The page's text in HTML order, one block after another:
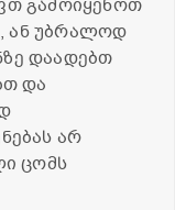
გამოიყენოთ
ან უბრალოდ
დაადებთ
და
არ
ცომს